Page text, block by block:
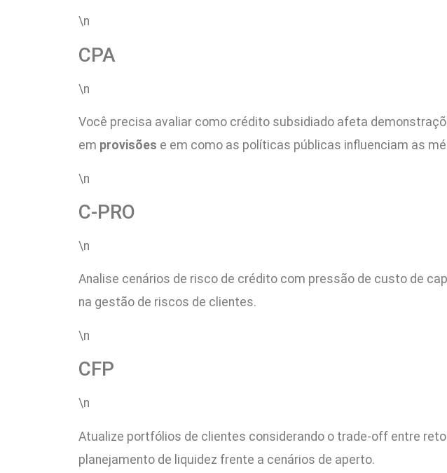
\n
CPA
\n
Você precisa avaliar como crédito subsidiado afeta
em provisões e em como as políticas públicas influenciam as
\n
C-PRO
\n
Analise cenários de risco de crédito com pressão de custo de
na gestão de riscos de clientes.
\n
CFP
\n
Atualize portfólios de clientes considerando o trade-off entre
planejamento de liquidez frente a cenários de aperto.